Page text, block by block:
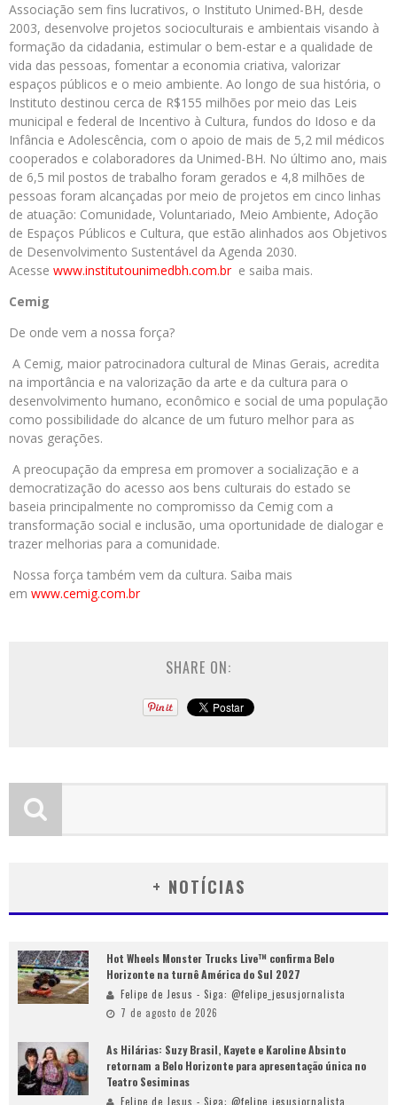
Associação sem fins lucrativos, o Instituto Unimed-BH, desde
2003, desenvolve projetos socioculturais e ambientais visando à
formação da cidadania, estimular o bem-estar e a qualidade de
vida das pessoas, fomentar a economia criativa, valorizar
espaços públicos e o meio ambiente. Ao longo de sua história, o
Instituto destinou cerca de R$155 milhões por meio das Leis
municipal e federal de Incentivo à Cultura, fundos do Idoso e da
Infância e Adolescência, com o apoio de mais de 5,2 mil médicos
cooperados e colaboradores da Unimed-BH. No último ano, mais
de 6,5 mil postos de trabalho foram gerados e 4,8 milhões de
pessoas foram alcançadas por meio de projetos em cinco linhas
de atuação: Comunidade, Voluntariado, Meio Ambiente, Adoção
de Espaços Públicos e Cultura, que estão alinhados aos Objetivos
de Desenvolvimento Sustentável da Agenda 2030.
Acesse www.institutounimedbh.com.bre saiba mais.
Cemig
De onde vem a nossa força?
A Cemig, maior patrocinadora cultural de Minas Gerais, acredita
na importância e na valorização da arte e da cultura para o
desenvolvimento humano, econômico e social de uma população
como possibilidade do alcance de um futuro melhor para as
novas gerações.
A preocupação da empresa em promover a socialização e a
democratização do acesso aos bens culturais do estado se
baseia principalmente no compromisso da Cemig com a
transformação social e inclusão, uma oportunidade de dialogar e
trazer melhorias para a comunidade.
Nossa força também vem da cultura. Saiba mais
em www.cemig.com.br
SHARE ON:
+ NOTÍCIAS
Hot Wheels Monster Trucks Live™ confirma Belo
Horizonte na turnê América do Sul 2027
Felipe de Jesus - Siga: @felipe_jesusjornalista
7 de agosto de 2026
As Hilárias: Suzy Brasil, Kayete e Karoline Absinto
retornam a Belo Horizonte para apresentação única no
Teatro Sesiminas
Felipe de Jesus - Siga: @felipe_jesusjornalista